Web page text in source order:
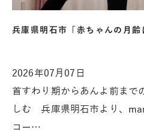
兵庫県明石市「赤ちゃんの月
2026年07月07日
首すわり期からあんよ前まで
しむ 兵庫県明石市より、
コー…